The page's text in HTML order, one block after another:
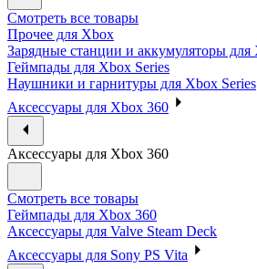
Смотреть все товары
Прочее для Xbox
Зарядные станции и аккумуляторы для
Геймпады для Xbox Series
Наушники и гарнитуры для Xbox Series
Аксессуары для Xbox 360
Аксессуары для Xbox 360
Смотреть все товары
Геймпады для Xbox 360
Аксессуары для Valve Steam Deck
Аксессуары для Sony PS Vita